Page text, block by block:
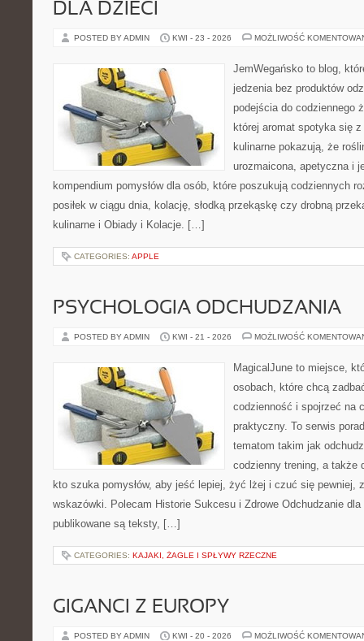
DLA DZIECI
POSTED BY ADMIN KWI - 23 - 2026 MOŻLIWOŚĆ
JemWegańsko to blog,
jedzenia bez produktów
podejścia do codziennego
której aromat spotyka się
kulinarne pokazują, że
urozmaicona, apetyczna i
kompendium pomysłów dla osób, które poszukują codziennych
posiłek w ciągu dnia, kolację, słodką przekąskę czy drobną
kulinarne i Obiady i Kolacje. […]
CATEGORIES: APPLE
PSYCHOLOGIA ODCHUDZANIA
POSTED BY ADMIN KWI - 21 - 2026 MOŻLIWOŚĆ
MagicalJune to miejsce,
osobach, które chcą
codzienność i spojrzeć na
praktyczny. To serwis
tematom takim jak
codzienny trening, a także
kto szuka pomysłów, aby jeść lepiej, żyć lżej i czuć się pewniej,
wskazówki. Polecam Historie Sukcesu i Zdrowe Odchudzanie
publikowane są teksty, […]
CATEGORIES: KAJAKI, ŻAGLE I SPŁYWY RZECZNE
GIGANCI Z EUROPY
POSTED BY ADMIN KWI - 20 - 2026 MOŻLIWOŚĆ